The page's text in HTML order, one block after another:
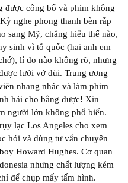
được công bố và phim không
nghe phong thanh bèn rắp
sang Mỹ, chẳng hiểu thế nào,
sinh vì tổ quốc (hai anh em
l‎í do nào không rõ, nhưng
lưới vớ đùi. Trung ương
nhang nhác và làm phim
hải cho bằng được! Xin
người lớn không phổ biến.
lạc Los Angeles cho xem
hỏi và dùng tư vấn chuyên
Howard Hughes. Cơ quan
nhưng chất lượng kém
để chụp mấy tấm hình.